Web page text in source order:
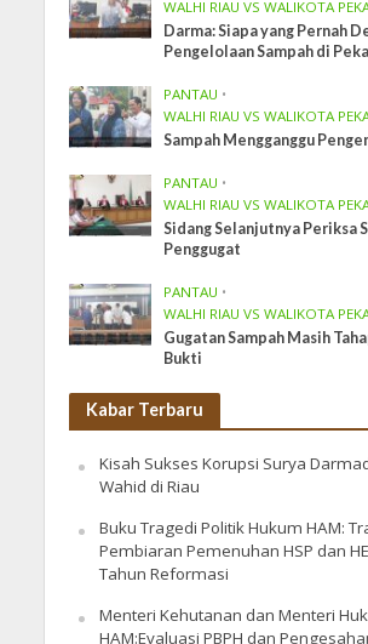
WALHI RIAU VS WALIKOTA
Darma: Siapa yang Pernah
Pengelolaan Sampah di
PANTAU •
WALHI RIAU VS WALIKOTA
Sampah Mengganggu
PANTAU •
WALHI RIAU VS WALIKOTA
Sidang Selanjutnya Periksa
Penggugat
PANTAU •
WALHI RIAU VS WALIKOTA
Gugatan Sampah Masih
Bukti
Kabar Terbaru
Kisah Sukses Korupsi Surya
Wahid di Riau
Buku Tragedi Politik Hukum HAM:
Pembiaran Pemenuhan HSP dan
Tahun Reformasi
Menteri Kehutanan dan Menteri
HAM:Evaluasi PBPH dan